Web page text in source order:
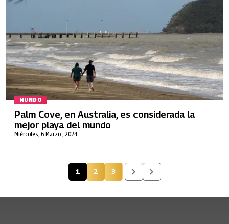
MUNDO
Miércoles, 6 Marzo , 2024
Palm Cove, en Australia, es considerada la
mejor playa del mundo
Página actual
1 Página
2 Página
3